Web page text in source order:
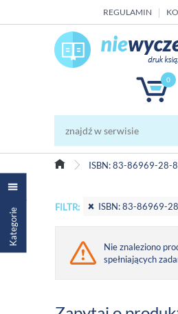
REGULAMIN
0
ISBN: 83-86969-28-8
Kategorie FILTR: ISBN: 83-86969-
Nie znaleziono
spełniających